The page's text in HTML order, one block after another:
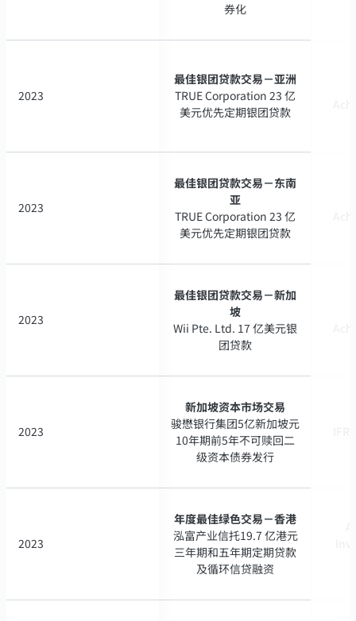
2023
2023
2023
2023
2023
券化
最佳银团贷款交易－亚洲
TRUE Corporation 23 亿
美元优先定期银团贷款
最佳银团贷款交易－东南
亚
TRUE Corporation 23 亿
美元优先定期银团贷款
最佳银团贷款交易－新加
坡
Wii Pte. Ltd. 17 亿美元银
团贷款
新加坡资本市场交易
骏懋银行集团5亿新加坡元
10年期前5年不可赎回二
级资本债券发行
年度最佳绿色交易－香港
泓富产业信托19.7 亿港元
三年期和五年期定期贷款
及循环信贷融资
2023
2023
2023
2023
2023
券化
最佳银团贷款交易－亚洲
TRUE Corporation 23 亿
美元优先定期银团贷款
最佳银团贷款交易－东南
亚
TRUE Corporation 23 亿
美元优先定期银团贷款
最佳银团贷款交易－新加
坡
Wii Pte. Ltd. 17 亿美元银
团贷款
新加坡资本市场交易
骏懋银行集团5亿新加坡元
10年期前5年不可赎回二
级资本债券发行
年度最佳绿色交易－香港
泓富产业信托19.7 亿港元
三年期和五年期定期贷款
及循环信贷融资